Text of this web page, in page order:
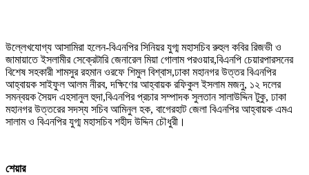
উল্লেখযোগ্য আসামিরা হলেন-বিএনপির সিনিয়র যুগ্ম মহাসচিব রুহুল কবির রিজভী ও
জামায়াতে ইসলামীর সেক্রেটারি জেনারেল মিয়া গোলাম পরওয়ার,বিএনপি চেয়ারপারসনের
বিশেষ সহকারী শামসুর রহমান ওরফে শিমুল বিশ্বাস,ঢাকা মহানগর উত্তর বিএনপির
আহ্বায়ক সাইফুল আলম নীরব, দক্ষিণের আহ্বায়ক রফিকুল ইসলাম মজনু, ১২ দলের
সমন্বয়ক সৈয়দ এহসানুল হুদা,বিএনপির প্রচার সম্পাদক সুলতান সালাউদ্দিন টুকু, ঢাকা
মহানগর উত্তরের সদস্য সচিব আমিনুল হক, বাগেরহাট জেলা বিএনপির আহ্বায়ক এমএ
সালাম ও বিএনপির যুগ্ম মহাসচিব শহীদ উদ্দিন চৌধুরী।
শেয়ার